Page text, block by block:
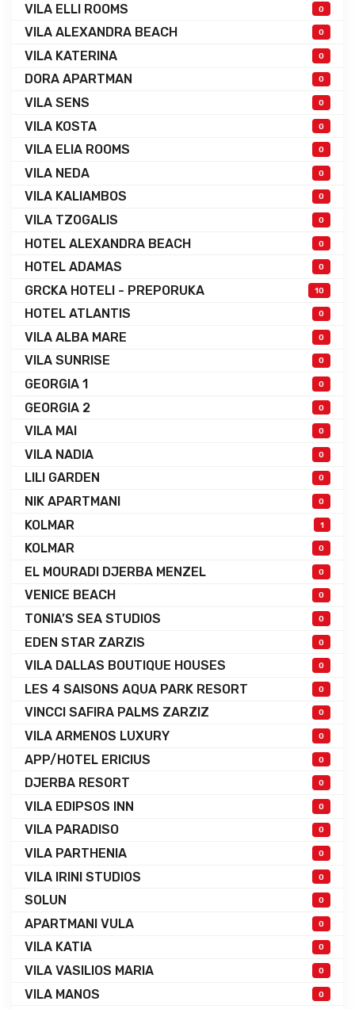
VILA ELLI ROOMS 0
VILA ALEXANDRA BEACH 0
VILA KATERINA 0
DORA APARTMAN 0
VILA SENS 0
VILA KOSTA 0
VILA ELIA ROOMS 0
VILA NEDA 0
VILA KALIAMBOS 0
VILA TZOGALIS 0
HOTEL ALEXANDRA BEACH 0
HOTEL ADAMAS 0
GRCKA HOTELI - PREPORUKA 10
HOTEL ATLANTIS 0
VILA ALBA MARE 0
VILA SUNRISE 0
GEORGIA 1 0
GEORGIA 2 0
VILA MAI 0
VILA NADIA 0
LILI GARDEN 0
NIK APARTMANI 0
KOLMAR 1
KOLMAR 0
EL MOURADI DJERBA MENZEL 0
VENICE BEACH 0
TONIA’S SEA STUDIOS 0
EDEN STAR ZARZIS 0
VILA DALLAS BOUTIQUE HOUSES 0
LES 4 SAISONS AQUA PARK RESORT 0
VINCCI SAFIRA PALMS ZARZIZ 0
VILA ARMENOS LUXURY 0
APP/HOTEL ERICIUS 0
DJERBA RESORT 0
VILA EDIPSOS INN 0
VILA PARADISO 0
VILA PARTHENIA 0
VILA IRINI STUDIOS 0
SOLUN 0
APARTMANI VULA 0
VILA KATIA 0
VILA VASILIOS MARIA 0
VILA MANOS 0